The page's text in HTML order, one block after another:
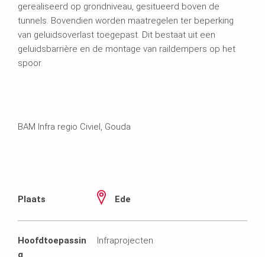
gerealiseerd op grondniveau, gesitueerd boven de
tunnels. Bovendien worden maatregelen ter beperking
van geluidsoverlast toegepast. Dit bestaat uit een
geluidsbarrière en de montage van raildempers op het
spoor.
BAM Infra regio Civiel, Gouda
Plaats Ede
Hoofdtoepassin
g
Infraprojecten